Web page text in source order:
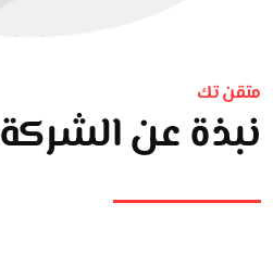
متقن تك
نبذة عن الشركة